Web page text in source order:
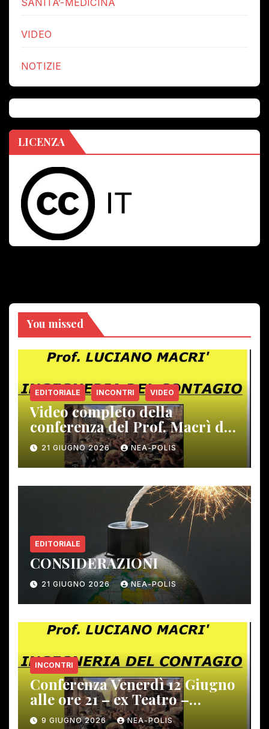
VIDEO
NOTIZIE
LICENZA
You missed
EDITORIALE INCONTRI VIDEO
Video completo della
conferenza del Prof. Macrì del
12 giugno scorso
21 GIUGNO 2026 NEA-POLIS
EDITORIALE
CONSIDERAZIONI
21 GIUGNO 2026 NEA-POLIS
INCONTRI
Conferenza Venerdì 12 Giugno
alle ore 21 – ex Teatro –
Gambassi Terme –
9 GIUGNO 2026 NEA-POLIS